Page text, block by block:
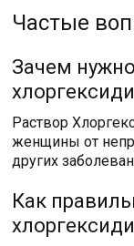
Частые
Зачем
Раствор
женщины от
других
Как